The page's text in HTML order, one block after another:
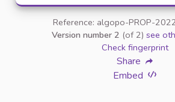
Reference: algopo-PROP-
Version number 2 (of 2) see
Check fingerprint
Share
Embed